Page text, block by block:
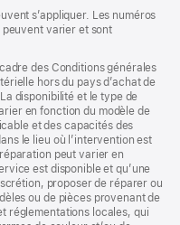
s’appliquer. Les numéros
varier et sont
des Conditions générales
hors du pays d’achat de
disponibilité et le type de
en fonction du modèle de
et des capacités des
le lieu où l’intervention est
peut varier en
est disponible et qu’une
proposer de réparer ou
ou de pièces provenant de
réglementations locales, qui